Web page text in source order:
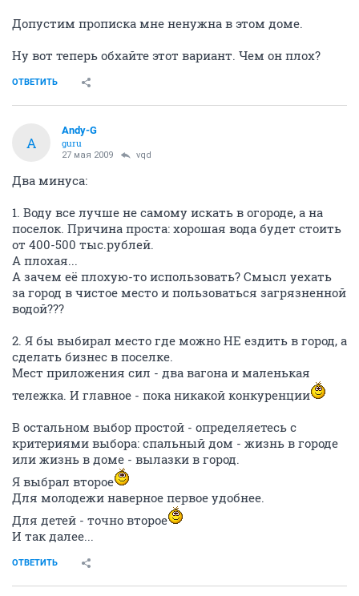
Допустим прописка мне ненужна в этом доме.
Ну вот теперь обхайте этот вариант. Чем он плох?
ОТВЕТИТЬ
A
Andy-G
guru
27 мая 2009 vqd
Два минуса:
1. Воду все лучше не самому искать в огороде, а на
поселок. Причина проста: хорошая вода будет стоить
от 400-500 тыс.рублей.
А плохая...
А зачем её плохую-то использовать? Смысл уехать
за город в чистое место и пользоваться загрязненной
водой???
2. Я бы выбирал место где можно НЕ ездить в город, а
сделать бизнес в поселке.
Мест приложения сил - два вагона и маленькая
тележка. И главное - пока никакой конкуренции
В остальном выбор простой - определяетесь с
критериями выбора: спальный дом - жизнь в городе
или жизнь в доме - вылазки в город.
Я выбрал второе
Для молодежи наверное первое удобнее.
Для детей - точно второе
И так далее...
ОТВЕТИТЬ